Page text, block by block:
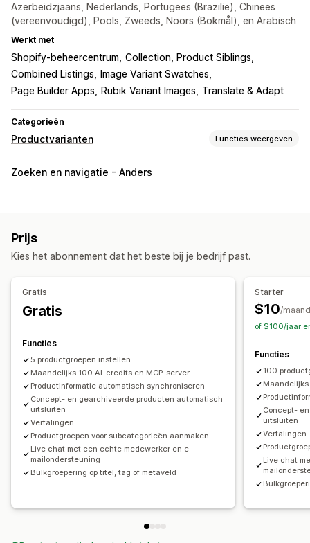
Azerbeidzjaans, Nederlands, Portugees (Brazilië), Chinees
(vereenvoudigd), Pools, Zweeds, Noors (Bokmål), en Arabisch
Werkt met
Shopify-beheercentrum Collection, Product Siblings
Combined Listings
Image Variant Swatches
Page Builder Apps
Rubik Variant Images Translate & Adapt
Categorieën
Productvarianten Functies weergeven
Aanpassing
Niet op voorraad verbergen
Zoeken en navigatie - Anders
Prijs
Kies het abonnement dat het beste bij je bedrijf past.
Gratis
Gratis
Functies
5 productgroepen instellen
Maandelijks 100 AI-credits en MCP-server
Productinformatie automatisch synchroniseren
Concept- en gearchiveerde producten automatisch
uitsluiten
Vertalingen
Productgroepen voor subcategorieën aanmaken
Live chat met een echte medewerker en e-
mailondersteuning
Bulkgroepering op titel, tag of metaveld
Starter
$10/maand
of $100/jaar
Functies
100
Concept-
uitsluiten
Vertalingen
Live chat